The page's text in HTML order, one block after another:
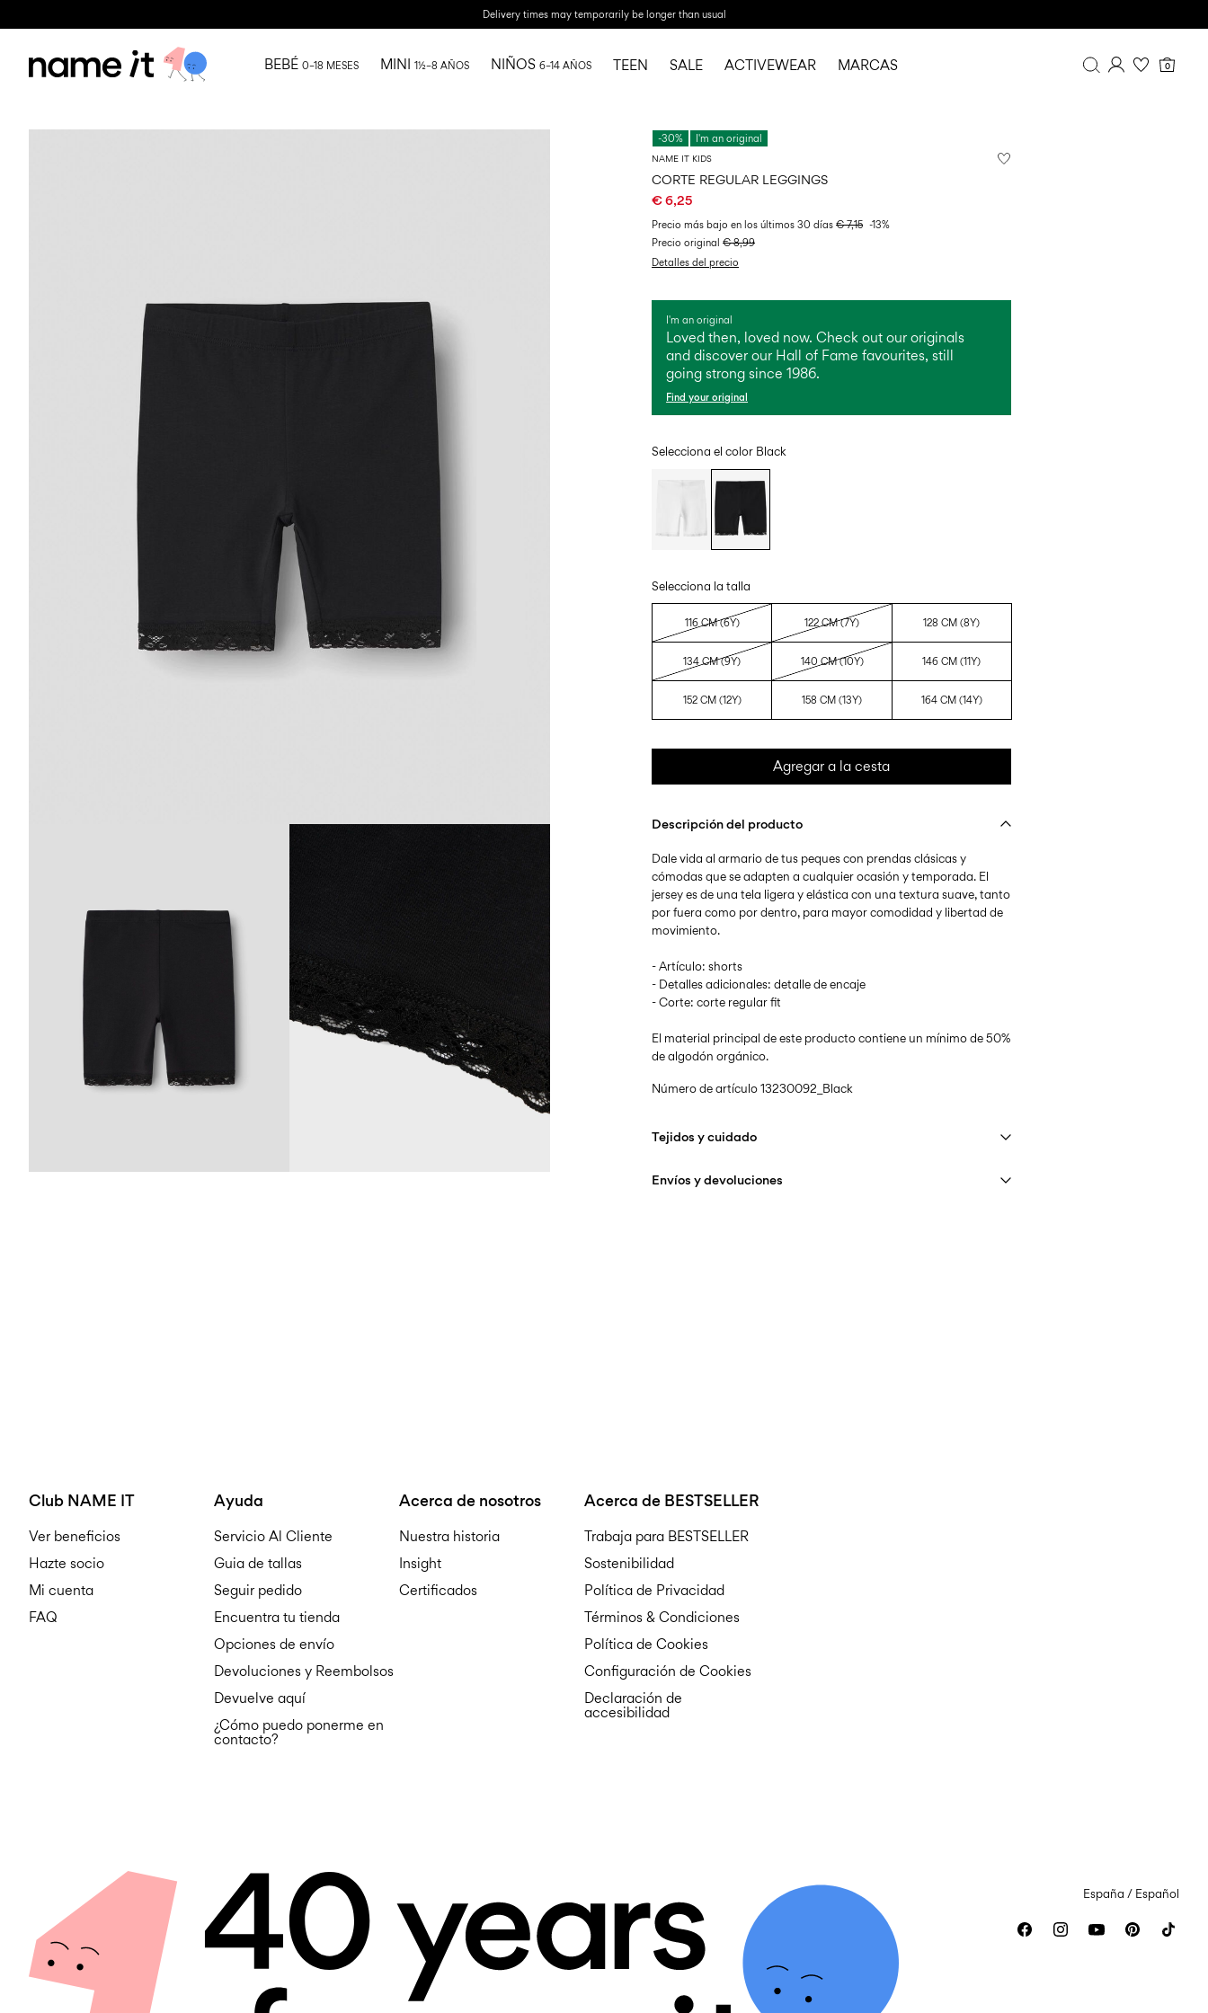
Delivery times may temporarily be longer than usual
0
BEBÉ 0–18 MESES MINI 1½–8 AÑOS NIÑOS 6–14 AÑOS TEEN SALE ACTIVEWEAR MARCAS
-30% I'm an original
NAME IT KIDS
CORTE REGULAR LEGGINGS
€ 6,25
Precio más bajo en los últimos 30 días € 7,15 -13%
Precio original € 8,99
Detalles del precio
I'm an original
Loved then, loved now. Check out our originals
and discover our Hall of Fame favourites, still
going strong since 1986.
Find your original
Selecciona el color Black
Selecciona la talla
116 CM (6Y) 122 CM (7Y) 128 CM (8Y)
134 CM (9Y) 140 CM (10Y) 146 CM (11Y)
152 CM (12Y) 158 CM (13Y) 164 CM (14Y)
Agregar a la cesta
Descripción del producto
Dale vida al armario de tus peques con prendas clásicas y
cómodas que se adapten a cualquier ocasión y temporada. El
jersey es de una tela ligera y elástica con una textura suave, tanto
por fuera como por dentro, para mayor comodidad y libertad de
movimiento.
- Artículo: shorts
- Detalles adicionales: detalle de encaje
- Corte: corte regular fit
El material principal de este producto contiene un mínimo de 50%
de algodón orgánico.
Número de artículo13230092_Black
Tejidos y cuidado
Envíos y devoluciones
devolucionesy cambios
Club NAME IT
Ver beneficios
Hazte socio
Mi cuenta
FAQ
Ayuda
Servicio Al Cliente
Guia de tallas
Seguir pedido
Encuentra tu tienda
Opciones de envío
Devoluciones y Reembolsos
Devuelve aquí
¿Cómo puedo ponerme en
contacto?
Acerca de nosotros
Nuestra historia
Insight
Certificados
Acerca de BESTSELLER
Trabaja para BESTSELLER
Sostenibilidad
Política de Privacidad
Términos & Condiciones
Política de Cookies
Configuración de Cookies
Declaración de
accesibilidad
España / Español